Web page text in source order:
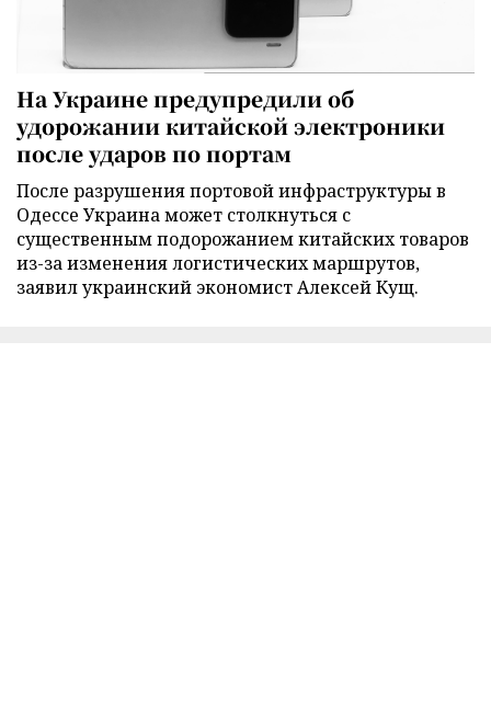
На Украине предупредили об
удорожании китайской электроники
после ударов по портам
После разрушения портовой инфраструктуры в
Одессе Украина может столкнуться с
существенным подорожанием китайских товаров
из-за изменения логистических маршрутов,
заявил украинский экономист Алексей Кущ.